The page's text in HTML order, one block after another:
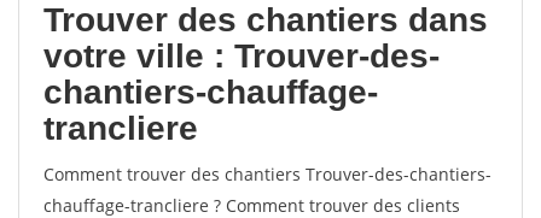
Trouver des chantiers dans
votre ville : Trouver-des-
chantiers-chauffage-
trancliere
Comment trouver des chantiers Trouver-des-chantiers-
chauffage-trancliere ? Comment trouver des clients